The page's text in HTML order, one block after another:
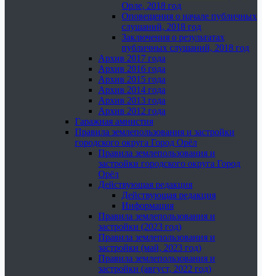
Орле, 2018 год
Оповещения о начале публичных
слушаний, 2018 год
Заключения о результатах
публичных слушаний, 2018 год
Архив 2017 года
Архив 2016 года
Архив 2015 года
Архив 2014 года
Архив 2013 года
Архив 2012 года
Гаражная амнистия
Правила землепользования и застройки
городского округа Город Орёл
Правила землепользования и
застройки городского округа Город
Орёл
Действующая редакция
Действующая редакция
Информация
Правила землепользования и
застройки (2023 год)
Правила землепользования и
застройки (май, 2023 год)
Правила землепользования и
застройки (август, 2022 год)